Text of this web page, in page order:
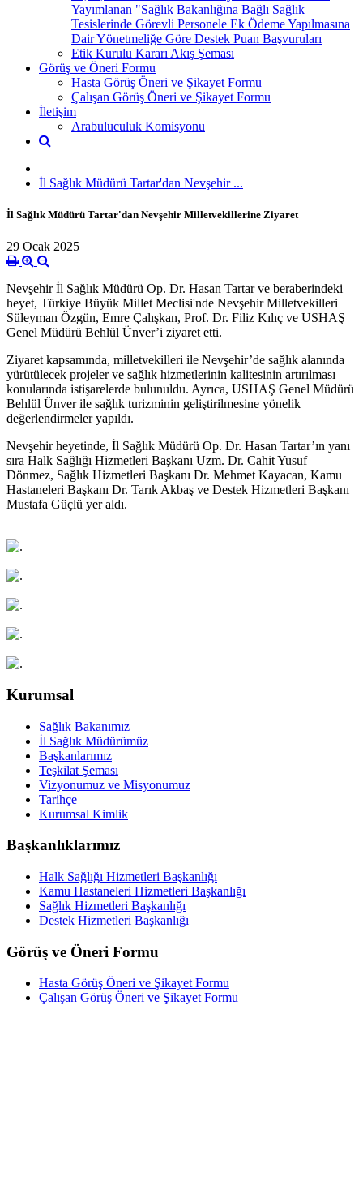
Yayımlanan "Sağlık Bakanlığına Bağlı Sağlık
Tesislerinde Görevli Personele Ek Ödeme Yapılmasına
Dair Yönetmeliğe Göre Destek Puan Başvuruları
Etik Kurulu Kararı Akış Şeması
Görüş ve Öneri Formu
Hasta Görüş Öneri ve Şikayet Formu
Çalışan Görüş Öneri ve Şikayet Formu
İletişim
Arabuluculuk Komisyonu
İl Sağlık Müdürü Tartar'dan Nevşehir ...
İl Sağlık Müdürü Tartar'dan Nevşehir Milletvekillerine Ziyaret
29 Ocak 2025
Nevşehir İl Sağlık Müdürü Op. Dr. Hasan Tartar ve beraberindeki
heyet, Türkiye Büyük Millet Meclisi'nde Nevşehir Milletvekilleri
Süleyman Özgün, Emre Çalışkan, Prof. Dr. Filiz Kılıç ve USHAŞ
Genel Müdürü Behlül Ünver’i ziyaret etti.
Ziyaret kapsamında, milletvekilleri ile Nevşehir’de sağlık alanında
yürütülecek projeler ve sağlık hizmetlerinin kalitesinin artırılması
konularında istişarelerde bulunuldu. Ayrıca, USHAŞ Genel Müdürü
Behlül Ünver ile sağlık turizminin geliştirilmesine yönelik
değerlendirmeler yapıldı.
Nevşehir heyetinde, İl Sağlık Müdürü Op. Dr. Hasan Tartar’ın yanı
sıra Halk Sağlığı Hizmetleri Başkanı Uzm. Dr. Cahit Yusuf
Dönmez, Sağlık Hizmetleri Başkanı Dr. Mehmet Kayacan, Kamu
Hastaneleri Başkanı Dr. Tarık Akbaş ve Destek Hizmetleri Başkanı
Mustafa Güçlü yer aldı.
Kurumsal
Sağlık Bakanımız
İl Sağlık Müdürümüz
Başkanlarımız
Teşkilat Şeması
Vizyonumuz ve Misyonumuz
Tarihçe
Kurumsal Kimlik
Başkanlıklarımız
Halk Sağlığı Hizmetleri Başkanlığı
Kamu Hastaneleri Hizmetleri Başkanlığı
Sağlık Hizmetleri Başkanlığı
Destek Hizmetleri Başkanlığı
Görüş ve Öneri Formu
Hasta Görüş Öneri ve Şikayet Formu
Çalışan Görüş Öneri ve Şikayet Formu